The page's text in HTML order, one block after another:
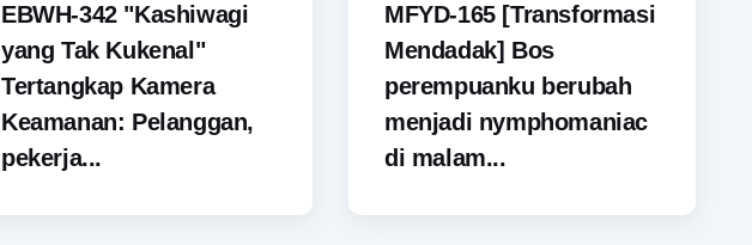
EBWH-342 "Kashiwagi
yang Tak Kukenal"
Tertangkap Kamera
Keamanan: Pelanggan,
pekerja...
MFYD-165 [Transformasi
Mendadak] Bos
perempuanku berubah
menjadi nymphomaniac
di malam...